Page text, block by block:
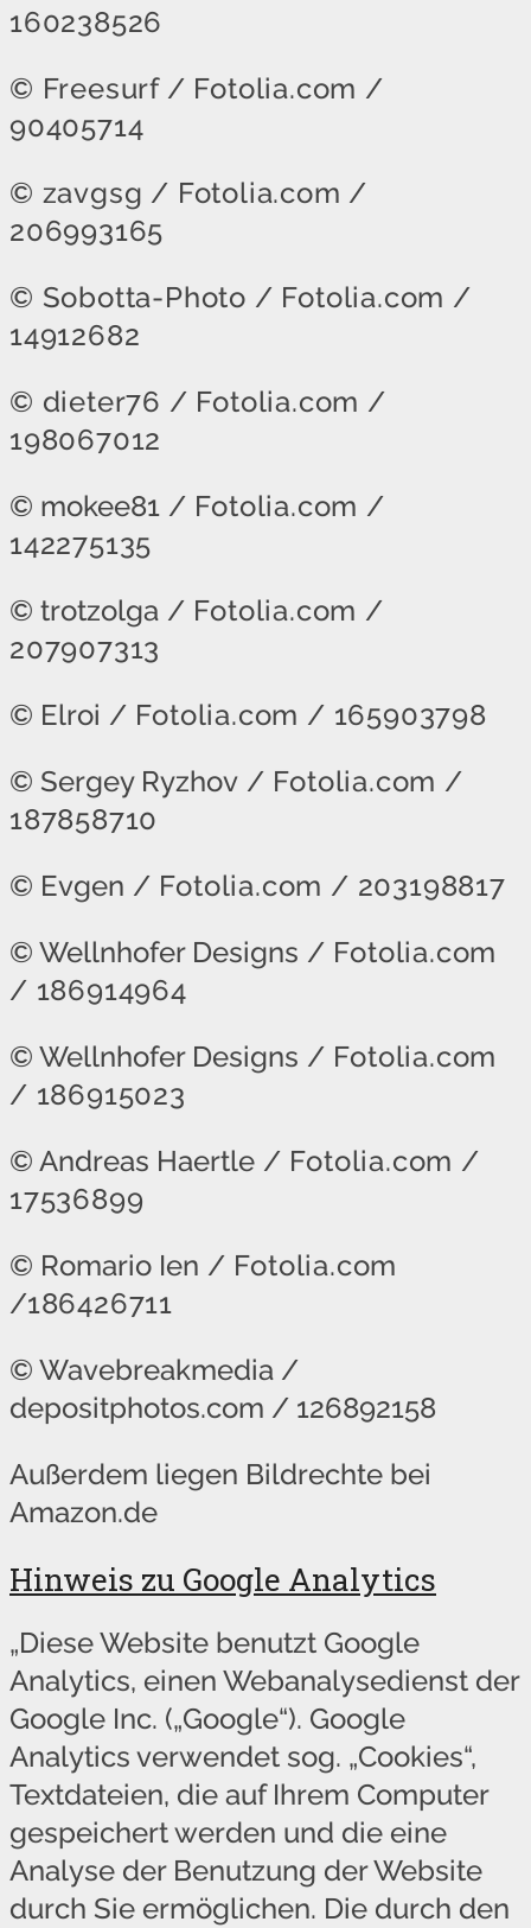
160238526
© Freesurf/ Fotolia.com /
90405714
© zavgsg / Fotolia.com /
206993165
© Sobotta-Photo / Fotolia.com /
14912682
© dieter76 / Fotolia.com /
198067012
© mokee81 / Fotolia.com /
142275135
© trotzolga / Fotolia.com /
207907313
© Elroi / Fotolia.com / 165903798
© Sergey Ryzhov / Fotolia.com /
187858710
© Evgen / Fotolia.com / 203198817
© Wellnhofer Designs / Fotolia.com
/ 186914964
© Wellnhofer Designs / Fotolia.com
/ 186915023
© Andreas Haertle / Fotolia.com /
17536899
© Romario Ien / Fotolia.com
/186426711
© Wavebreakmedia /
depositphotos.com / 126892158
Außerdem liegen Bildrechte bei
Amazon.de
Hinweis zu Google Analytics
„Diese Website benutzt Google
Analytics, einen Webanalysedienst der
Google Inc. („Google“). Google
Analytics verwendet sog. „Cookies“,
Textdateien, die auf Ihrem Computer
gespeichert werden und die eine
Analyse der Benutzung der Website
durch Sie ermöglichen. Die durch den